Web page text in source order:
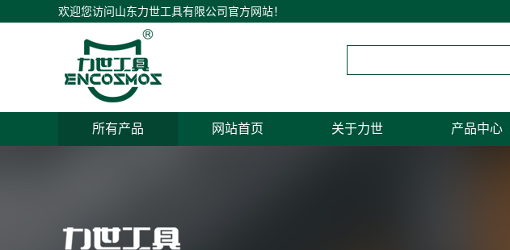
欢迎您访问山东力世工具有限公司官方网站！
所有产品 网站首页 关于力世 产品中心